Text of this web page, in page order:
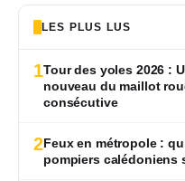
LES PLUS LUS
1Tour des yoles 2026 :
nouveau du maillot
consécutive
2Feux en métropole :
pompiers calédoniens